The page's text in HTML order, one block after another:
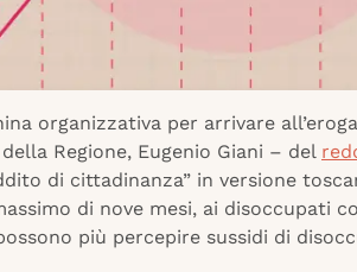
organizzativa per arrivare
Regione, Eugenio Giani – del
di cittadinanza” in versione
di nove mesi, ai disoccupati
più percepire sussidi di